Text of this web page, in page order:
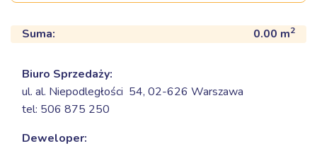
Suma: 0.00 m2
Biuro Sprzedaży:
ul. al. Niepodległości 54, 02-626 Warszawa
tel: 506 875 250
Deweloper: